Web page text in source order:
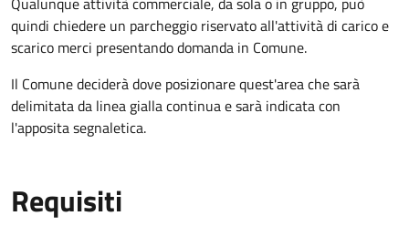
quindi chiedere un parcheggio riservato all'attività di carico e
scarico merci presentando domanda in Comune.
Il Comune deciderà dove posizionare quest'area che sarà
delimitata da linea gialla continua e sarà indicata con
l'apposita segnaletica.
Requisiti